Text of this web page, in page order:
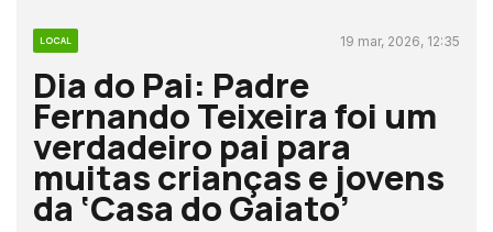
LOCAL 19 mar, 2026, 12:35
Dia do Pai: Padre
Fernando Teixeira foi um
verdadeiro pai para
muitas crianças e jovens
da ‘Casa do Gaiato’